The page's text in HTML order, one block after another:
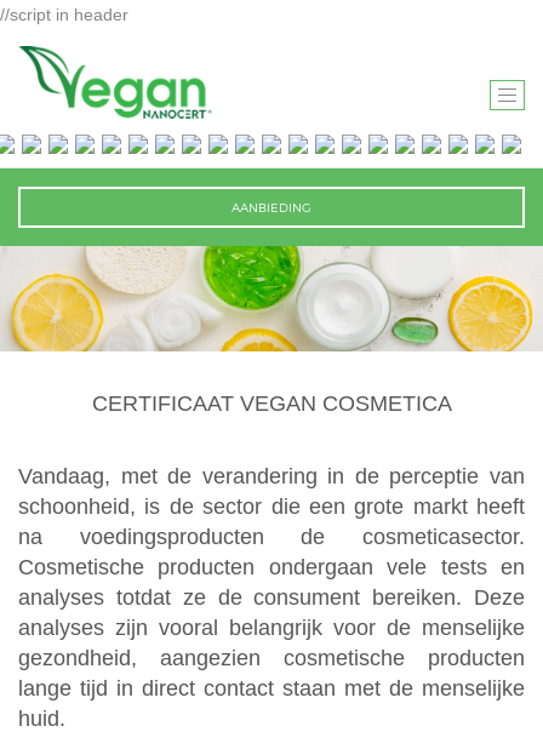
//script in header
T
O
G
G
L
N
A
V
T
I
O
N
AANBIEDING
CERTIFICAAT VEGAN COSMETICA
Vandaag, met de verandering in de perceptie van
schoonheid, is de sector die een grote markt heeft
na voedingsproducten de cosmeticasector.
Cosmetische producten ondergaan vele tests en
analyses totdat ze de consument bereiken. Deze
analyses zijn vooral belangrijk voor de menselijke
gezondheid, aangezien cosmetische producten
lange tijd in direct contact staan met de menselijke
huid.